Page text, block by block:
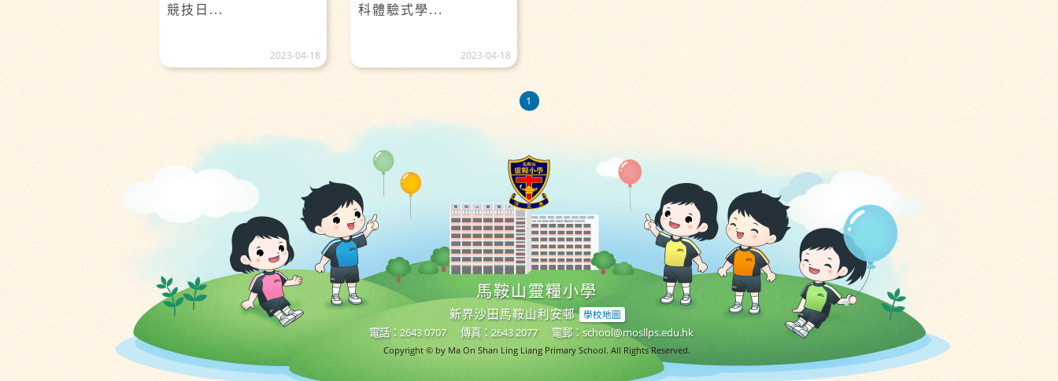
競技日...
2023-04-18
科體驗式學...
2023-04-18
1
馬鞍山靈糧小學
新界沙田馬鞍山利安邨 學校地圖
電話：2643 0707 傳真：2643 2077 電郵： school@mosllps.edu.hk
Copyright © by Ma On Shan Ling Liang Primary School. All Rights Reserved.